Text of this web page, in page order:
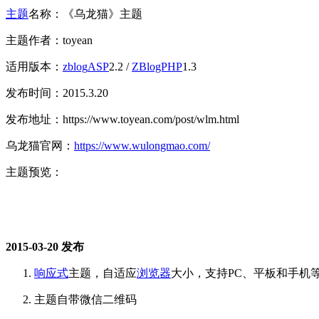
主题名称：《乌龙猫》主题
主题作者：toyean
适用版本： zblogASP2.2 / ZBlogPHP1.3
发布时间：2015.3.20
发布地址：https://www.toyean.com/post/wlm.html
乌龙猫官网： https://www.wulongmao.com/
主题预览：
2015-03-20 发布
响应式主题，自适应浏览器大小，支持PC、平板和手机
主题自带微信二维码